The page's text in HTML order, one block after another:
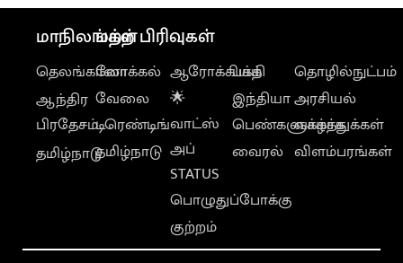
மாநிலங்கள்
தெலங்கானா
ஆந்திர
பிரதேசம்
தமிழ்நாடு
மற்ற பிரிவுகள்
லோக்கல்
வேலை
டிரெண்டிங்
தமிழ்நாடு
ஆரோக்கியம்
🌟
வாட்ஸ்
அப்
STATUS
பொழுதுப்போக்கு
குற்றம்
பக்தி
இந்தியா
பெண்களுக்காக
வைரல்
தொழில்நுட்பம்
அரசியல்
வாழ்த்துக்கள்
விளம்பரங்கள்